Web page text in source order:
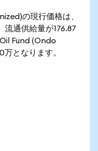
の現行価格は、
流通供給量が176.87
Fund (Ondo
となります。